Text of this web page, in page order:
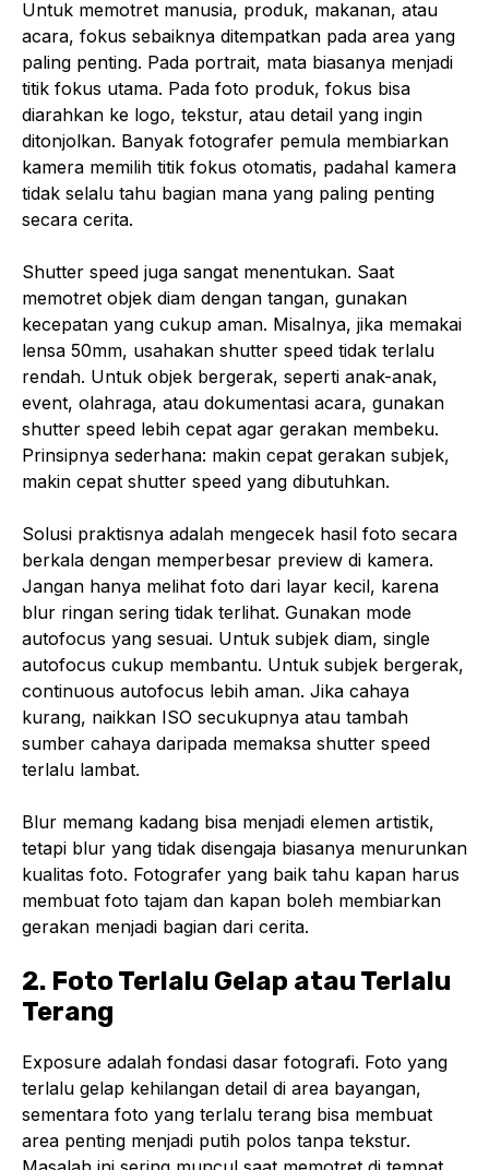
Untuk memotret manusia, produk, makanan, atau
acara, fokus sebaiknya ditempatkan pada area yang
paling penting. Pada portrait, mata biasanya menjadi
titik fokus utama. Pada foto produk, fokus bisa
diarahkan ke logo, tekstur, atau detail yang ingin
ditonjolkan. Banyak fotografer pemula membiarkan
kamera memilih titik fokus otomatis, padahal kamera
tidak selalu tahu bagian mana yang paling penting
secara cerita.
Shutter speed juga sangat menentukan. Saat
memotret objek diam dengan tangan, gunakan
kecepatan yang cukup aman. Misalnya, jika memakai
lensa 50mm, usahakan shutter speed tidak terlalu
rendah. Untuk objek bergerak, seperti anak-anak,
event, olahraga, atau dokumentasi acara, gunakan
shutter speed lebih cepat agar gerakan membeku.
Prinsipnya sederhana: makin cepat gerakan subjek,
makin cepat shutter speed yang dibutuhkan.
Solusi praktisnya adalah mengecek hasil foto secara
berkala dengan memperbesar preview di kamera.
Jangan hanya melihat foto dari layar kecil, karena
blur ringan sering tidak terlihat. Gunakan mode
autofocus yang sesuai. Untuk subjek diam, single
autofocus cukup membantu. Untuk subjek bergerak,
continuous autofocus lebih aman. Jika cahaya
kurang, naikkan ISO secukupnya atau tambah
sumber cahaya daripada memaksa shutter speed
terlalu lambat.
Blur memang kadang bisa menjadi elemen artistik,
tetapi blur yang tidak disengaja biasanya menurunkan
kualitas foto. Fotografer yang baik tahu kapan harus
membuat foto tajam dan kapan boleh membiarkan
gerakan menjadi bagian dari cerita.
2. Foto Terlalu Gelap atau Terlalu
Terang
Exposure adalah fondasi dasar fotografi. Foto yang
terlalu gelap kehilangan detail di area bayangan,
sementara foto yang terlalu terang bisa membuat
area penting menjadi putih polos tanpa tekstur.